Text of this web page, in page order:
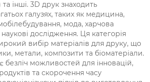
інші. 3D друк знаходить
галузях, таких як медицина,
мода, харчова
дослідження. Ця категорія
вибір матеріалів для друку, що
метали, композити та біоматеріали.
безліч можливостей для інновацій,
та скорочення часу